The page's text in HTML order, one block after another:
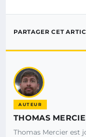
PARTAGER CET
AUTEUR
THOMAS
Thomas Mercier est